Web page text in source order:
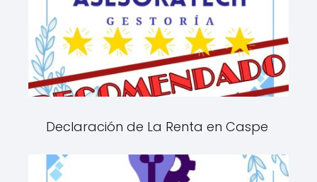
Declaración de La Renta en Caspe